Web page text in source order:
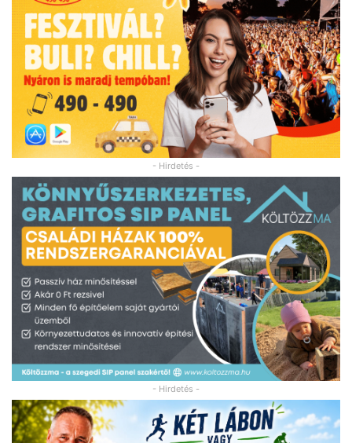
- Hirdetés -
- Hirdetés -